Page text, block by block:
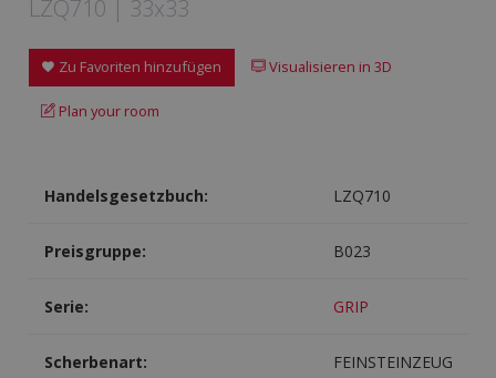
LZQ710 | 33x33
Zu Favoriten hinzufügen Visualisieren in 3D
Plan your room
Handelsgesetzbuch: LZQ710
Preisgruppe: B023
Serie: GRIP
Scherbenart: FEINSTEINZEUG